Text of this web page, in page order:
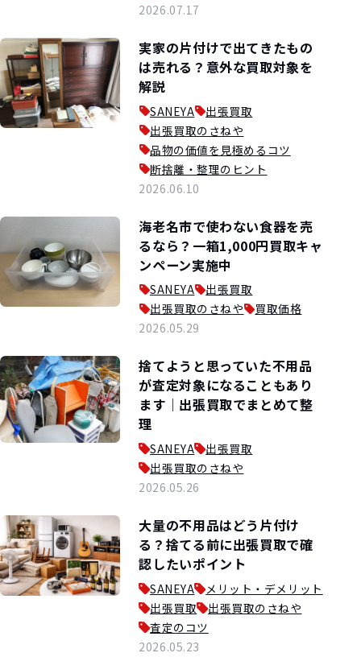
2026.07.17
実家の片付けで出てきたもの
は売れる？意外な買取対象を
解説
SANEYA
出張買取
出張買取のさねや
品物の価値を見極めるコツ
断捨離・整理のヒント
2026.06.10
海老名市で使わない食器を売
るなら？一箱1,000円買取キャ
ンペーン実施中
SANEYA
出張買取
出張買取のさねや
買取価格
2026.05.29
捨てようと思っていた不用品
が査定対象になることもあり
ます｜出張買取でまとめて整
理
SANEYA
出張買取
出張買取のさねや
2026.05.26
大量の不用品はどう片付け
る？捨てる前に出張買取で確
認したいポイント
SANEYA
メリット・デメリット
出張買取
出張買取のさねや
査定のコツ
2026.05.23